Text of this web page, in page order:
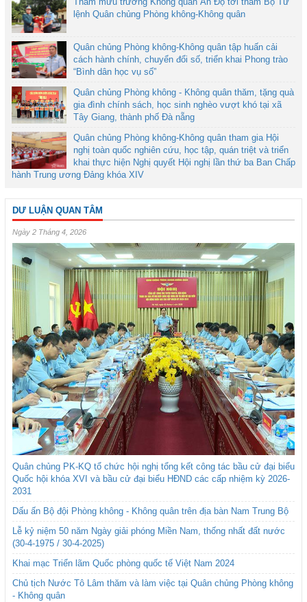
lệnh Quân chủng Phòng không-Không quân
Quân chủng Phòng không-Không quân tập huấn cải
cách hành chính, chuyển đổi số, triển khai Phong trào
“Bình dân học vụ số”
Quân chủng Phòng không - Không quân thăm, tặng quà
gia đình chính sách, học sinh nghèo vượt khó tại xã
Tây Giang, thành phố Đà nẵng
Quân chủng Phòng không-Không quân tham gia Hội
nghị toàn quốc nghiên cứu, học tập, quán triệt và triển
khai thực hiện Nghị quyết Hội nghị lần thứ ba Ban Chấp
hành Trung ương Đảng khóa XIV
DƯ LUẬN QUAN TÂM
Ngày 2 Tháng 4, 2026
Quân chủng PK-KQ tổ chức hội nghị tổng kết công tác bầu cử đại biểu
Quốc hội khóa XVI và bầu cử đại biểu HĐND các cấp nhiệm kỳ 2026-
2031
Dấu ấn Bộ đội Phòng không - Không quân trên địa bàn Nam Trung Bộ
Lễ kỷ niệm 50 năm Ngày giải phóng Miền Nam, thống nhất đất nước
(30-4-1975 / 30-4-2025)
Khai mạc Triển lãm Quốc phòng quốc tế Việt Nam 2024
Chủ tịch Nước Tô Lâm thăm và làm việc tại Quân chủng Phòng không
- Không quân